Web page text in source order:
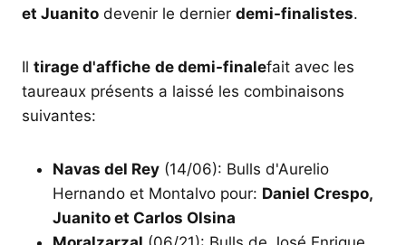
et Juanito devenir le dernier demi-finalistes.
Il tirage d'affiche de demi-finalefait avec les
taureaux présents a laissé les combinaisons
suivantes:
Navas del Rey (14/06): Bulls d'Aurelio
Hernando et Montalvo pour: Daniel Crespo,
Juanito et Carlos Olsina